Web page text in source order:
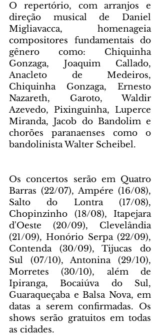
O repertório, com arranjos e
direção musical de Daniel
Migliavacca, homenageia
compositores fundamentais do
gênero como: Chiquinha
Gonzaga, Joaquim Callado,
Anacleto de Medeiros,
Chiquinha Gonzaga, Ernesto
Nazareth, Garoto, Waldir
Azevedo, Pixinguinha, Luperce
Miranda, Jacob do Bandolim e
chorões paranaenses como o
bandolinista Walter Scheibel.
Os concertos serão em Quatro
Barras (22/07), Ampére (16/08),
Salto do Lontra (17/08),
Chopinzinho (18/08), Itapejara
d'Oeste (20/09), Clevelândia
(21/09), Honório Serpa (22/09),
Contenda (30/09), Tijucas do
Sul (07/10), Antonina (29/10),
Morretes (30/10), além de
Ipiranga, Bocaiúva do Sul,
Guaraqueçaba e Balsa Nova, em
datas a serem confirmadas. Os
shows serão gratuitos em todas
as cidades.